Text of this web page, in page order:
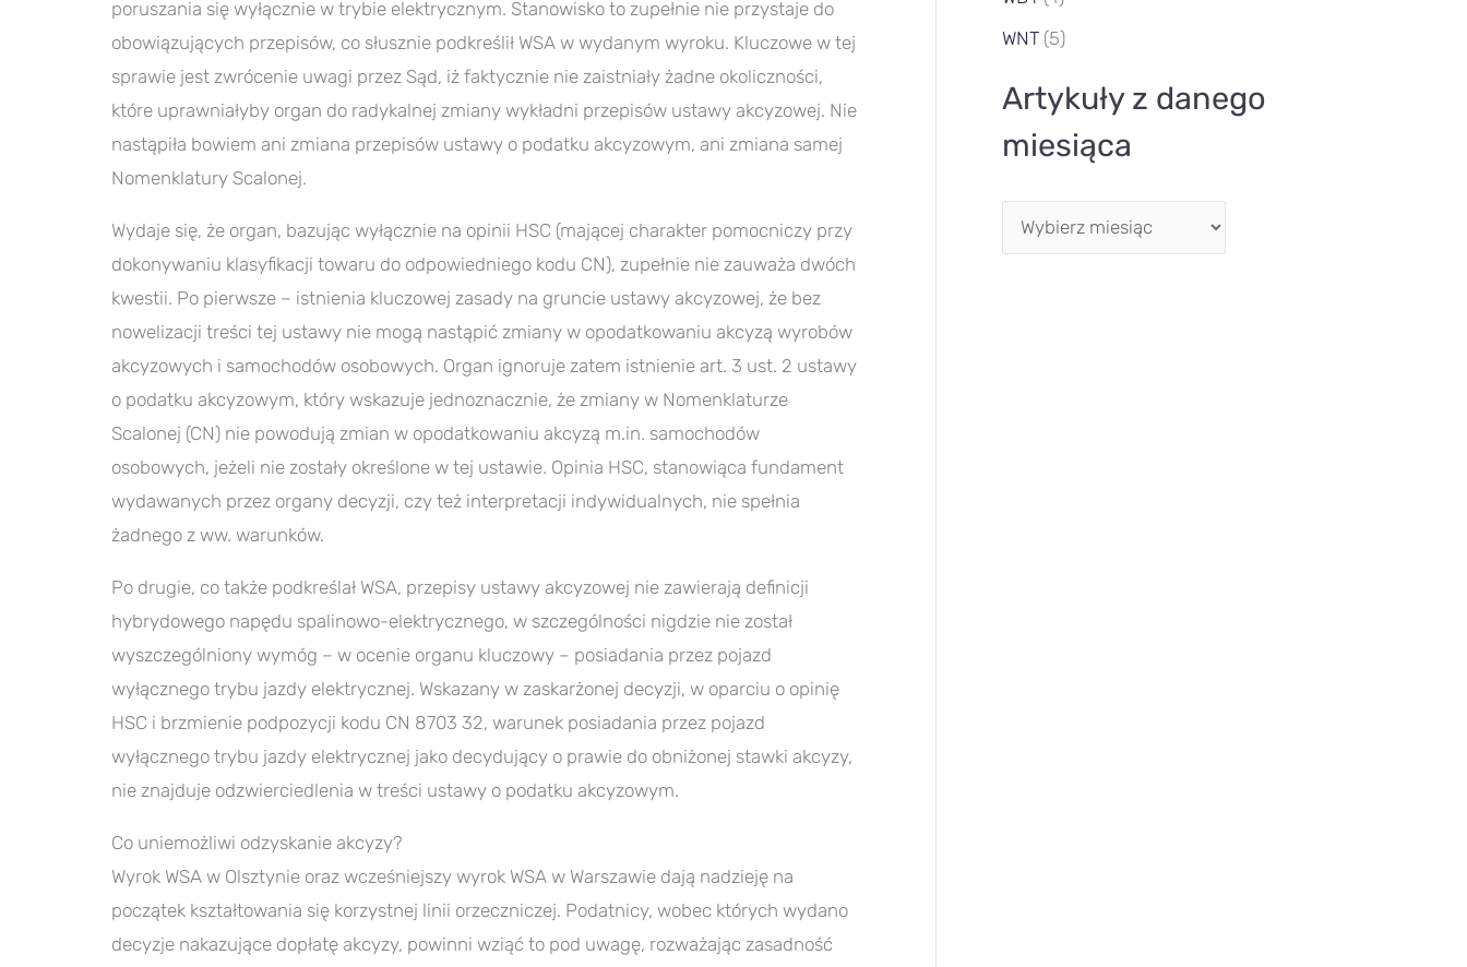
poruszania się wyłącznie w trybie elektrycznym. Stanowisko to zupełnie nie przystaje do
obowiązujących przepisów, co słusznie podkreślił WSA w wydanym wyroku. Kluczowe w tej
sprawie jest zwrócenie uwagi przez Sąd, iż faktycznie nie zaistniały żadne okoliczności,
które uprawniałyby organ do radykalnej zmiany wykładni przepisów ustawy akcyzowej. Nie
nastąpiła bowiem ani zmiana przepisów ustawy o podatku akcyzowym, ani zmiana samej
Nomenklatury Scalonej.
Wydaje się, że organ, bazując wyłącznie na opinii HSC (mającej charakter pomocniczy przy
dokonywaniu klasyfikacji towaru do odpowiedniego kodu CN), zupełnie nie zauważa dwóch
kwestii. Po pierwsze – istnienia kluczowej zasady na gruncie ustawy akcyzowej, że bez
nowelizacji treści tej ustawy nie mogą nastąpić zmiany w opodatkowaniu akcyzą wyrobów
akcyzowych i samochodów osobowych. Organ ignoruje zatem istnienie art. 3 ust. 2 ustawy
o podatku akcyzowym, który wskazuje jednoznacznie, że zmiany w Nomenklaturze
Scalonej (CN) nie powodują zmian w opodatkowaniu akcyzą m.in. samochodów
osobowych, jeżeli nie zostały określone w tej ustawie. Opinia HSC, stanowiąca fundament
wydawanych przez organy decyzji, czy też interpretacji indywidualnych, nie spełnia
żadnego z ww. warunków.
Po drugie, co także podkreślał WSA, przepisy ustawy akcyzowej nie zawierają definicji
hybrydowego napędu spalinowo-elektrycznego, w szczególności nigdzie nie został
wyszczególniony wymóg – w ocenie organu kluczowy – posiadania przez pojazd
wyłącznego trybu jazdy elektrycznej. Wskazany w zaskarżonej decyzji, w oparciu o opinię
HSC i brzmienie podpozycji kodu CN 8703 32, warunek posiadania przez pojazd
wyłącznego trybu jazdy elektrycznej jako decydujący o prawie do obniżonej stawki akcyzy,
nie znajduje odzwierciedlenia w treści ustawy o podatku akcyzowym.
Co uniemożliwi odzyskanie akcyzy?
Wyrok WSA w Olsztynie oraz wcześniejszy wyrok WSA w Warszawie dają nadzieję na
początek kształtowania się korzystnej linii orzeczniczej. Podatnicy, wobec których wydano
decyzje nakazujące dopłatę akcyzy, powinni wziąć to pod uwagę, rozważając zasadność
WNT(5)
Artykuły z danego
miesiąca